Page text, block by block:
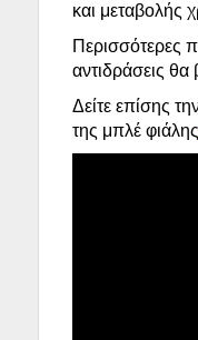
και μεταβολής
Περισσότερες
αντιδράσεις θα
Δείτε επίσης
της μπλέ φιάλης